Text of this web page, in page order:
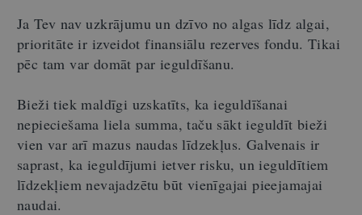
Ja Tev nav uzkrājumu un dzīvo no algas līdz algai,
prioritāte ir izveidot finansiālu rezerves fondu. Tikai
pēc tam var domāt par ieguldīšanu.
Bieži tiek maldīgi uzskatīts, ka ieguldīšanai
nepieciešama liela summa, taču sākt ieguldīt bieži
vien var arī mazus naudas līdzekļus. Galvenais ir
saprast, ka ieguldījumi ietver risku, un ieguldītiem
līdzekļiem nevajadzētu būt vienīgajai pieejamajai
naudai.